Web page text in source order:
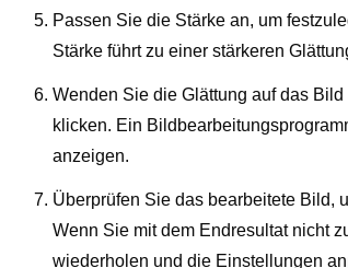
Passen Sie die Stärke an, um
Stärke führt zu einer stärkeren
Wenden Sie die Glättung auf das
klicken. Ein
anzeigen.
Überprüfen Sie das bearbeitete Bild,
Wenn Sie mit dem Endresultat nicht
wiederholen und die Einstellungen